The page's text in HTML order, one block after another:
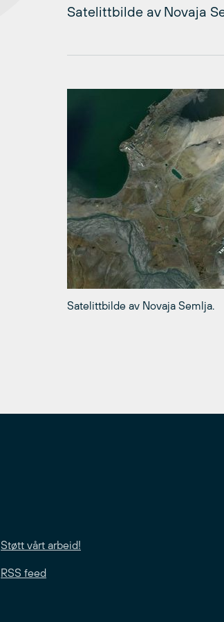
Satelittbilde av Novaja
Satelittbilde av Novaja Semlja.
Støtt vårt arbeid!
RSS feed